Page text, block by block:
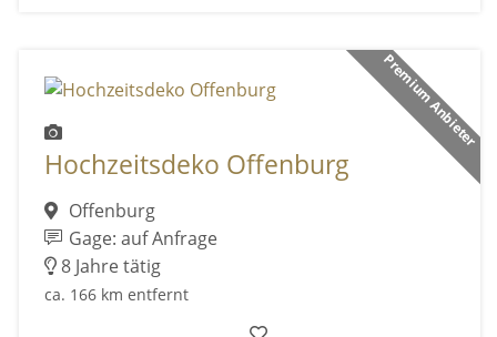
Premium Anbieter
Hochzeitsdeko Offenburg
Offenburg
Gage: auf Anfrage
8 Jahre tätig
ca. 166 km entfernt